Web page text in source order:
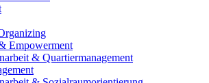
Empowerment
& Quartiermanagement